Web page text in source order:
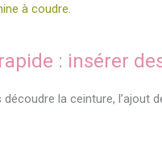
à coudre.
: insérer
la ceinture, l’ajout